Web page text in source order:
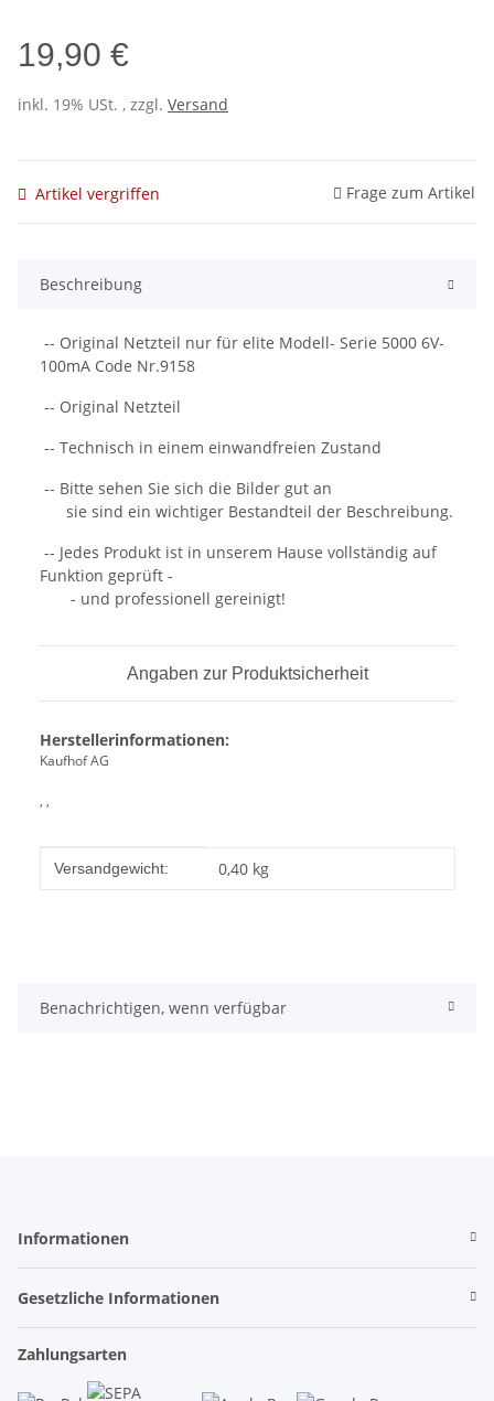
19,90 €
inkl. 19% USt. , zzgl. Versand
Artikel vergriffen Frage zum Artikel
Beschreibung
-- Original Netzteil nur für elite Modell- Serie 5000 6V-
100mA Code Nr.9158
-- Original Netzteil
-- Technisch in einem einwandfreien Zustand
-- Bitte sehen Sie sich die Bilder gut an
sie sind ein wichtiger Bestandteil der Beschreibung.
-- Jedes Produkt ist in unserem Hause vollständig auf
Funktion geprüft -
- und professionell gereinigt!
Angaben zur Produktsicherheit
Herstellerinformationen:
Kaufhof AG
, ,
Produkteigenschaft
Wert
Versandgewicht: 0,40 kg
Benachrichtigen, wenn verfügbar
Informationen
Gesetzliche Informationen
Zahlungsarten